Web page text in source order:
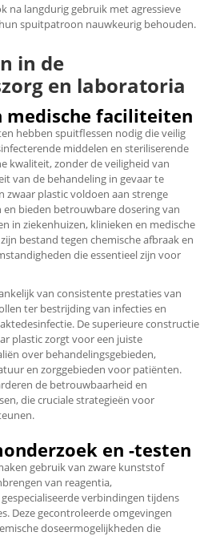
na langdurig gebruik met agressieve
spuitpatroon nauwkeurig behouden.
in de
en laboratoria
medische faciliteiten
hebben spuitflessen nodig die veilig
middelen en steriliserende
kwaliteit, zonder de veiligheid van
van de behandeling in gevaar te
zwaar plastic voldoen aan strenge
bieden betrouwbare dosering van
in ziekenhuizen, klinieken en medische
bestand tegen chemische afbraak en
die essentieel zijn voor
van consistente prestaties van
ter bestrijding van infecties en
De superieure constructie
plastic zorgt voor een juiste
over behandelingsgebieden,
en zorggebieden voor patiënten.
de betrouwbaarheid en
die cruciale strategieën voor
en -testen
gebruik van zware kunststof
van reagentia,
verbindingen tijdens
Deze gecontroleerde omgevingen
doseermogelijkheden die